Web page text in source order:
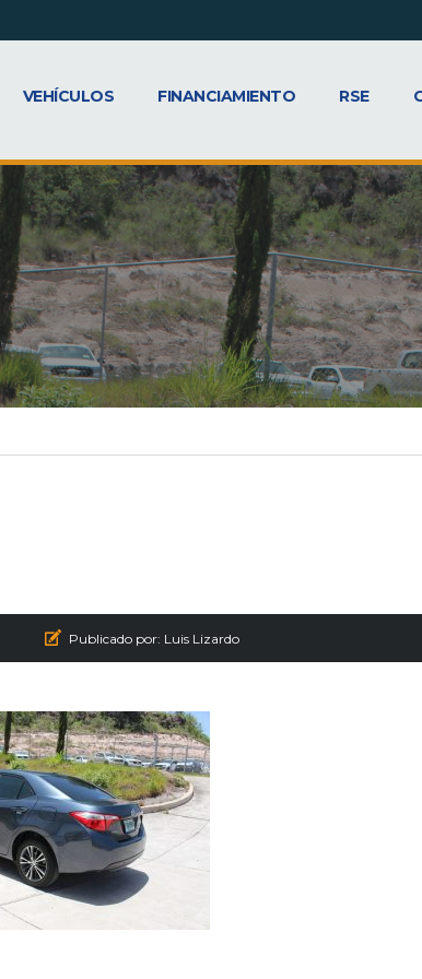
VEHÍCULOS FINANCIAMIENTO RSE
Publicado por: Luis Lizardo